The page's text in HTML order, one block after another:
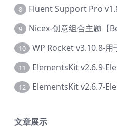
8
9 Nicex-创意组合主题【
10
11 ElementsKit v2.6.9-
12 ElementsKit v2.6.7-
文章展示